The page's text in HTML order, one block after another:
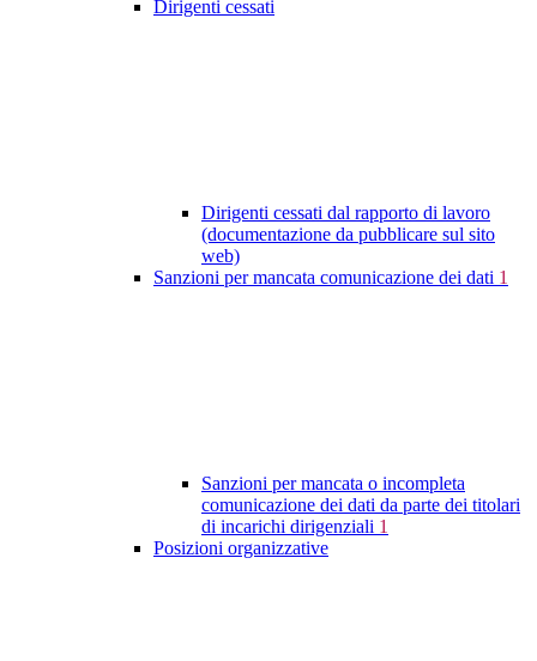
Dirigenti cessati
Dirigenti cessati dal rapporto di lavoro
(documentazione da pubblicare sul sito
web)
Sanzioni per mancata comunicazione dei dati 1
Sanzioni per mancata o incompleta
comunicazione dei dati da parte dei titolari
di incarichi dirigenziali 1
Posizioni organizzative